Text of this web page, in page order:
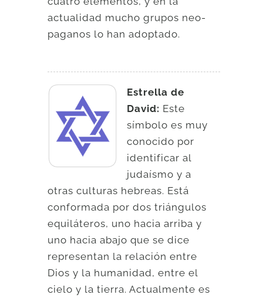
actualidad mucho grupos neo-
paganos lo han adoptado.
Estrella de
David: Este
símbolo es muy
conocido por
identificar al
judaísmo y a
otras culturas hebreas. Está
conformada por dos triángulos
equiláteros, uno hacia arriba y
uno hacia abajo que se dice
representan la relación entre
Dios y la humanidad, entre el
cielo y la tierra. Actualmente es